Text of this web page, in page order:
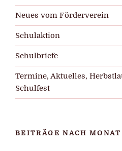
Neues vom Förderverein
Schulaktion
Schulbriefe
Termine, Aktuelles,
Schulfest
BEITRÄGE NACH MONAT